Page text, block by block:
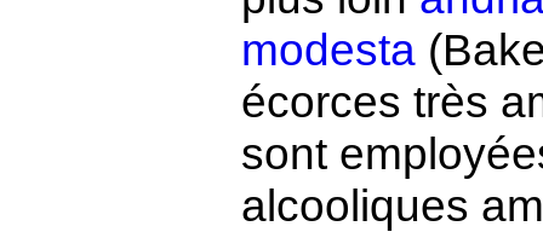
modesta
écorces très
sont
alcooliques